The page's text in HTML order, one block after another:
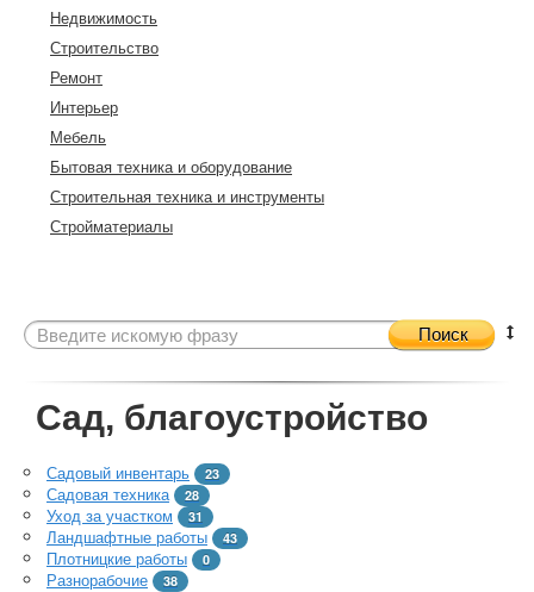
Недвижимость
Строительство
Ремонт
Интерьер
Мебель
Бытовая техника и оборудование
Строительная техника и инструменты
Стройматериалы
Поиск
Сад, благоустройство
Садовый инвентарь 23
Садовая техника 28
Уход за участком 31
Ландшафтные работы 43
Плотницкие работы 0
Разнорабочие 38